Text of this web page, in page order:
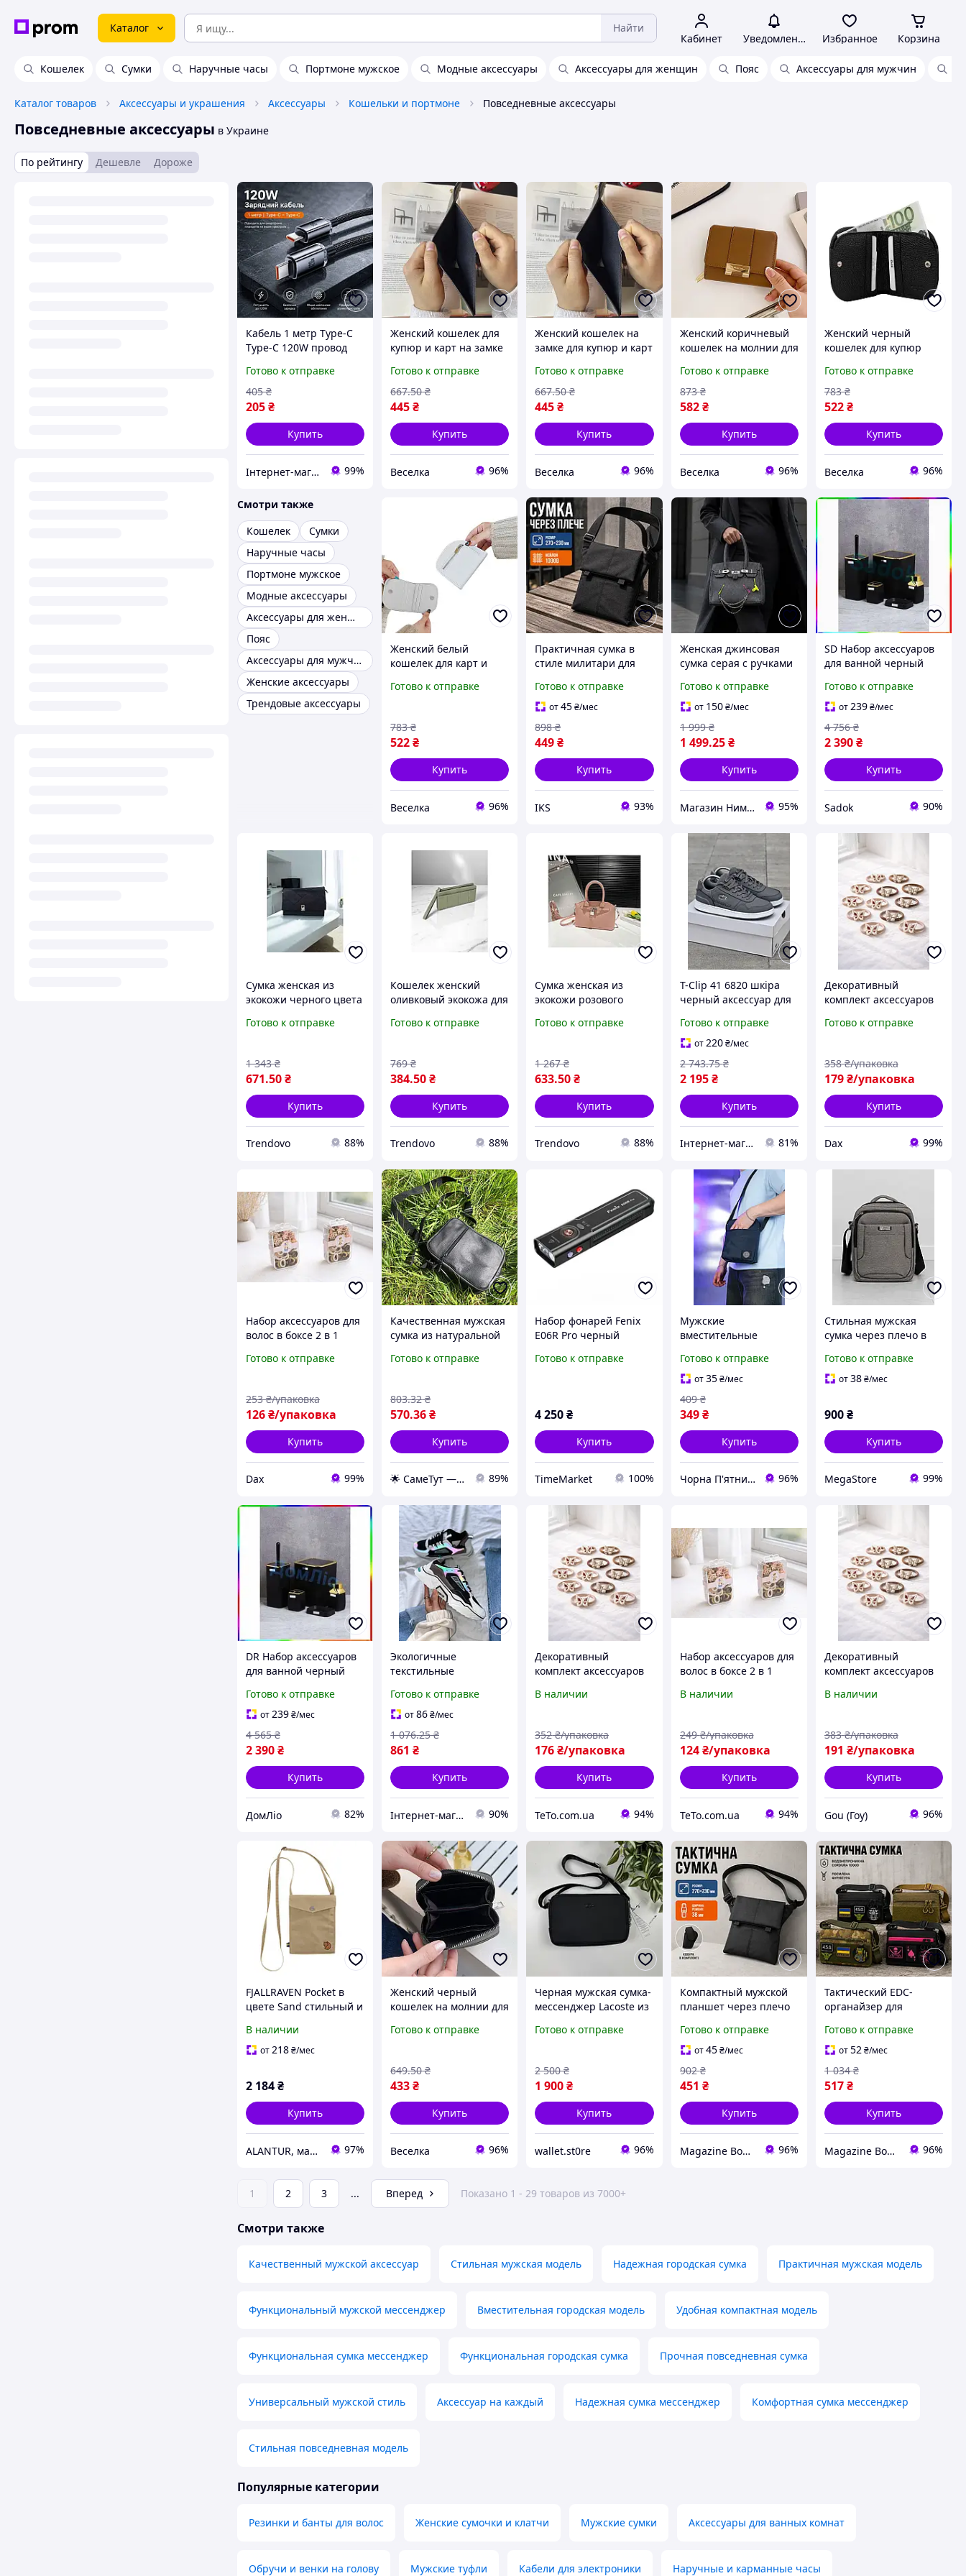
Каталог Найти
Кабинет Уведомления Избранное Корзина
Кошелек Сумки Наручные часы Портмоне мужское Модные аксессуары Аксессуары для женщин Пояс Аксессуары для мужчин
Каталог товаров Аксессуары и украшения Аксессуары Кошельки и портмоне Повседневные аксессуары
Повседневные аксессуары в Украине
По рейтингу Дешевле Дороже
Кабель 1 метр Type-C
Type-C 120W провод
планшета прочный
плетеный аксессуар
для ежедневного
использования
Готово к отправке
205₴
405 ₴
Купить
Інтернет-магазин "Petrov shop" 99%
Женский кошелек для
купюр и карт на замке
зеленый стильный
аксессуар для активной
женщины FLAME
Готово к отправке
445₴
667.50 ₴
Купить
Веселка 96%
Женский кошелек на
замке для купюр и карт
цвет Latte стильный
повседневный
аксессуар FLAME
Готово к отправке
445₴
667.50 ₴
Купить
Веселка 96%
Женский коричневый
кошелек на молнии для
стильный
повседневный
аксессуар с
отделениями FLAME
Готово к отправке
582 ₴
873 ₴
Купить
Веселка 96%
Женский черный
кошелек для купюр
искусственной кожи
стильный
повседневный
аксессуар FLAME
Готово к отправке
522₴
783 ₴
Купить
Веселка 96%
Смотри также
Кошелек
Сумки
Наручные часы
Портмоне мужское
Модные аксессуары
Аксессуары для женщин
Пояс
Аксессуары для мужчин
Женские аксессуары
Трендовые аксессуары
Женский белый
кошелек для карт и
искусственной кожи
повседневный
аксессуар FLAME
Готово к отправке
522₴
783 ₴
Купить
Веселка 96%
Практичная сумка в
стиле милитари для
эксплуатации,
хранения аксессуаров
и необходимого
инвентаря
Готово к отправке
от45₴/мес
449₴
898 ₴
Купить
IKS 93%
Женская джинсовая
сумка серая с ручками
образа городской
аксессуар с
металлической
фурнитурой
декоративной цепоч
Готово к отправке
от 150 ₴/мес
1 499.25 ₴
1 999 ₴
Купить
Магазин Нимфа 95%
SD Набор аксессуаров
для ванной черный
организации
пространства и
ежедневного
использования Sadok
Готово к отправке
от239₴/мес
2 390₴
4 756 ₴
Купить
Sadok 90%
Сумка женская из
экокожи черного цвета
использования
Готово к отправке
671.50₴
1 343 ₴
Купить
Trendovo 88%
Кошелек женский
оливковый экокожа для
использования
Готово к отправке
384.50₴
769 ₴
Купить
Trendovo 88%
Сумка женская из
экокожи розового
использования
Готово к отправке
633.50₴
1 267 ₴
Купить
Trendovo 88%
T-Clip 41 6820 шкіра
черный аксессуар для
универсальный для
повседневного
Готово к отправке
от 220 ₴/мес
2 195 ₴
2 743.75 ₴
Купить
Інтернет-магазин Already Better 81%
Декоративный
комплект аксессуаров
фиксацией Набор
ежедневных причёсок
20 шт
Готово к отправке
179₴/упаковка
358 ₴/упаковка
Купить
Dax 99%
Набор аксессуаров для
волос в боксе 2 в 1
эластичные резинки
причёсок Комплект
ежедневных укладок
Готово к отправке
126₴/упаковка
253 ₴/упаковка
Купить
Dax 99%
Качественная мужская
сумка из натуральной
аксессуар для
использования
Готово к отправке
570.36₴
803.32 ₴
Купить
🌟 СамеТут — всё, что нужно, в одном месте 🌟 89%
Набор фонарей Fenix
E06R Pro черный
аксессуар для
Готово к отправке
4 250₴
Купить
TimeMarket 100%
Мужские
вместительные
повседневные
аксессуары для офиса
и городских прогулок
Stone Island
Готово к отправке
от35 ₴/мес
349 ₴
409 ₴
Купить
Чорна П'ятниця 96%
Стильная мужская
сумка через плечо в
практичный аксессуар
для ежедневного
Готово к отправке
от38₴/мес
900₴
Купить
MegaStore 99%
DR Набор аксессуаров
для ванной черный
организации
пространства и
ежедневного
использования Dor
Готово к отправке
от239₴/мес
2 390₴
4 565 ₴
Купить
ДомЛіо 82%
Экологичные
текстильные
brand B045 из эко кожи
для повседневного
использования
Вьетнам
Готово к отправке
от86₴/мес
861 ₴
1 076.25 ₴
Купить
Інтернет-магазин Look 100 Clothes 90%
Декоративный
комплект аксессуаров
фиксацией Набор
фигуркам для
ежедневных причёсок
20 шт
В наличии
176₴/упаковка
352 ₴/упаковка
Купить
TeTo.com.ua 94%
Набор аксессуаров для
волос в боксе 2 в 1
эластичные резинки
причёсок Комплект
ежедневных укладок
В наличии
124 ₴/упаковка
249 ₴/упаковка
Купить
TeTo.com.ua 94%
Декоративный
комплект аксессуаров
фиксацией Набор
фигуркам для
ежедневных причёсок
20 шт
В наличии
191 ₴/упаковка
383 ₴/упаковка
Купить
Gou (Гоу) 96%
FJALLRAVEN Pocket в
цвете Sand стильный и
карманный аксессуар
для повседневного
В наличии
от218₴/мес
2 184₴
Купить
ALANTUR, магазин туристичного спорядження та велосипедів 97%
Женский черный
кошелек на молнии для
стильный компактный
аксессуар FLAME
Готово к отправке
433₴
649.50 ₴
Купить
Веселка 96%
Черная мужская сумка-
мессенджер Lacoste из
практичный и
для ежедневного
использования
Готово к отправке
1 900₴
2 500 ₴
Купить
wallet.st0re 96%
Компактный мужской
планшет через плечо
ношения документов,
телефона и
необходимых
аксессуаров
Готово к отправке
от45 ₴/мес
451 ₴
902 ₴
Купить
Magazine Bonya 96%
Тактический EDC-
органайзер для
использования с
быстрым доступом к
документам и
необходимым
аксессуарам
Готово к отправке
от52₴/мес
517₴
1 034 ₴
Купить
Magazine Bonya 96%
1 2 3 ... Вперед Показано 1 - 29 товаров из 7000+
Смотри также
Качественный мужской аксессуар Стильная мужская модель Надежная городская сумка Практичная мужская модель
Функциональный мужской мессенджер Вместительная городская модель Удобная компактная модель
Функциональная сумка мессенджер Функциональная городская сумка Прочная повседневная сумка
Универсальный мужской стиль Аксессуар на каждый Надежная сумка мессенджер Комфортная сумка мессенджер
Стильная повседневная модель
Популярные категории
Резинки и банты для волос Женские сумочки и клатчи Мужские сумки Аксессуары для ванных комнат
Обручи и венки на голову Мужские туфли Кабели для электроники Наручные и карманные часы